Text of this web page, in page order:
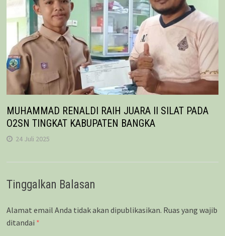
MUHAMMAD RENALDI RAIH JUARA II SILAT PADA
O2SN TINGKAT KABUPATEN BANGKA
24 Juli 2025
Tinggalkan Balasan
Alamat email Anda tidak akan dipublikasikan. Ruas yang wajib
ditandai *